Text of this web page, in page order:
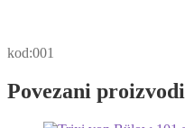
kod:001
Povezani proizvodi